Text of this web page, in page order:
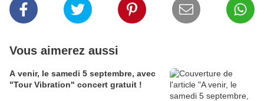
Vous aimerez aussi
A venir, le samedi 5 septembre, avec
"Tour Vibration" concert gratuit !